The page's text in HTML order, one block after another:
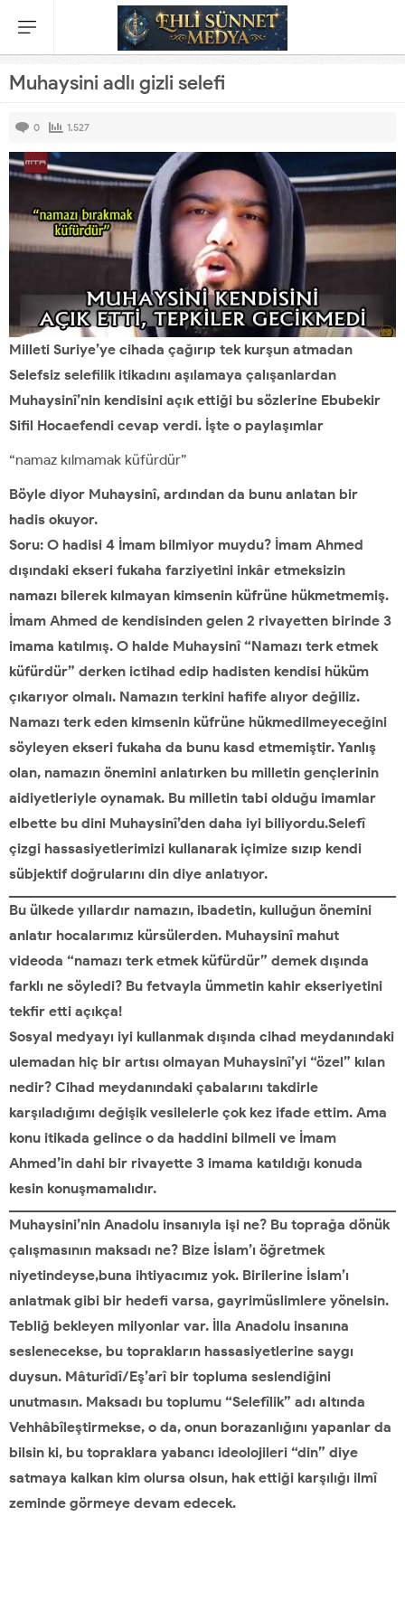
Muhaysini adlı gizli selefi
0 1.527
Milleti Suriye’ye cihada çağırıp tek kurşun atmadan
Selefsiz selefilik itikadını aşılamaya çalışanlardan
Muhaysinî’nin kendisini açık ettiği bu sözlerine Ebubekir
Sifil Hocaefendi cevap verdi. İşte o paylaşımlar
“namaz kılmamak küfürdür”
Böyle diyor Muhaysinî, ardından da bunu anlatan bir
hadis okuyor.
Soru: O hadisi 4 İmam bilmiyor muydu? İmam Ahmed
dışındaki ekseri fukaha farziyetini inkâr etmeksizin
namazı bilerek kılmayan kimsenin küfrüne hükmetmemiş.
İmam Ahmed de kendisinden gelen 2 rivayetten birinde 3
imama katılmış. O halde Muhaysinî “Namazı terk etmek
küfürdür” derken ictihad edip hadisten kendisi hüküm
çıkarıyor olmalı. Namazın terkini hafife alıyor değiliz.
Namazı terk eden kimsenin küfrüne hükmedilmeyeceğini
söyleyen ekseri fukaha da bunu kasd etmemiştir. Yanlış
olan, namazın önemini anlatırken bu milletin gençlerinin
aidiyetleriyle oynamak. Bu milletin tabi olduğu imamlar
elbette bu dini Muhaysinî’den daha iyi biliyordu.Selefî
çizgi hassasiyetlerimizi kullanarak içimize sızıp kendi
sübjektif doğrularını din diye anlatıyor.
Bu ülkede yıllardır namazın, ibadetin, kulluğun önemini
anlatır hocalarımız kürsülerden. Muhaysinî mahut
videoda “namazı terk etmek küfürdür” demek dışında
farklı ne söyledi? Bu fetvayla ümmetin kahir ekseriyetini
tekfir etti açıkça!
Sosyal medyayı iyi kullanmak dışında cihad meydanındaki
ulemadan hiç bir artısı olmayan Muhaysinî’yi “özel” kılan
nedir? Cihad meydanındaki çabalarını takdirle
karşıladığımı değişik vesilelerle çok kez ifade ettim. Ama
konu itikada gelince o da haddini bilmeli ve İmam
Ahmed’in dahi bir rivayette 3 imama katıldığı konuda
kesin konuşmamalıdır.
Muhaysini’nin Anadolu insanıyla işi ne? Bu toprağa dönük
çalışmasının maksadı ne? Bize İslam’ı öğretmek
niyetindeyse,buna ihtiyacımız yok. Birilerine İslam’ı
anlatmak gibi bir hedefi varsa, gayrimüslimlere yönelsin.
Tebliğ bekleyen milyonlar var. İlla Anadolu insanına
seslenecekse, bu toprakların hassasiyetlerine saygı
duysun. Mâturîdî/Eş’arî bir topluma seslendiğini
unutmasın. Maksadı bu toplumu “Selefîlik” adı altında
Vehhâbîleştirmekse, o da, onun borazanlığını yapanlar da
bilsin ki, bu topraklara yabancı ideolojileri “din” diye
satmaya kalkan kim olursa olsun, hak ettiği karşılığı ilmî
zeminde görmeye devam edecek.